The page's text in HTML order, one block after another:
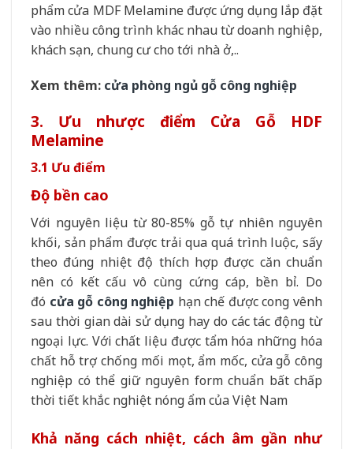
phẩm cửa MDF Melamine được ứng dụng lắp đặt
vào nhiều công trình khác nhau từ doanh nghiệp,
khách sạn, chung cư cho tới nhà ở,..
Xem thêm: cửa phòng ngủ gỗ công nghiệp
3. Ưu nhược điểm Cửa Gỗ HDF
Melamine
3.1 Ưu điểm
Độ bền cao
Với nguyên liệu từ 80-85% gỗ tự nhiên nguyên
khối, sản phẩm được trải qua quá trình luộc, sấy
theo đúng nhiệt độ thích hợp được căn chuẩn
nên có kết cấu vô cùng cứng cáp, bền bỉ. Do
đó cửa gỗ công nghiệp hạn chế được cong vênh
sau thời gian dài sử dụng hay do các tác động từ
ngoại lực. Với chất liệu được tẩm hóa những hóa
chất hỗ trợ chống mối mọt, ẩm mốc, cửa gỗ công
nghiệp có thể giữ nguyên form chuẩn bất chấp
thời tiết khắc nghiệt nóng ẩm của Việt Nam
Khả năng cách nhiệt, cách âm gần như